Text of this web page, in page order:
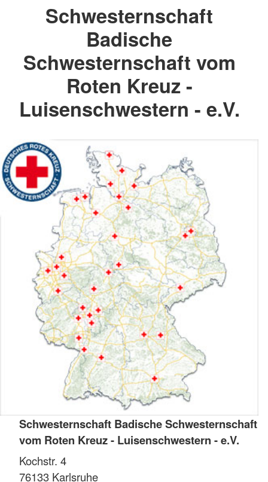
Schwesternschaft
Badische
Schwesternschaft vom
Roten Kreuz -
Luisenschwestern - e.V.
Schwesternschaft Badische Schwesternschaft
vom Roten Kreuz - Luisenschwestern - e.V.
Kochstr. 4
76133 Karlsruhe